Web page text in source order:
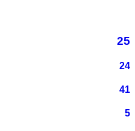
25
24
41
5